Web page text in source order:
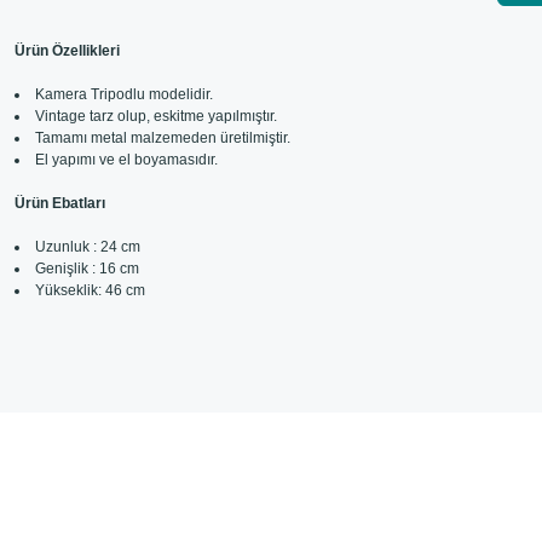
Ürün Özellikleri
Kamera Tripodlu modelidir.
Vintage tarz olup, eskitme yapılmıştır.
Tamamı metal malzemeden üretilmiştir.
El yapımı ve el boyamasıdır.
Ürün Ebatları
Uzunluk : 24 cm
Genişlik : 16 cm
Yükseklik: 46 cm